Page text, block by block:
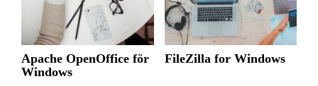
Apache OpenOffice för
Windows
FileZilla for Windows